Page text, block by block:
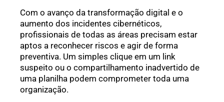
Com o avanço da transformação digital e o
aumento dos incidentes cibernéticos,
profissionais de todas as áreas precisam estar
aptos a reconhecer riscos e agir de forma
preventiva. Um simples clique em um link
suspeito ou o compartilhamento inadvertido de
uma planilha podem comprometer toda uma
organização.